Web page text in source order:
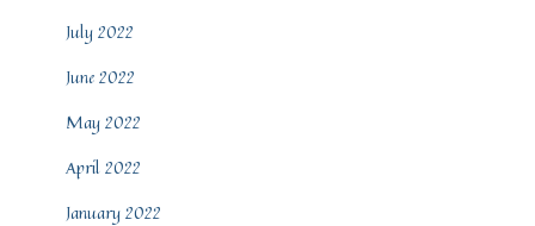
July 2022
June 2022
May 2022
April 2022
January 2022